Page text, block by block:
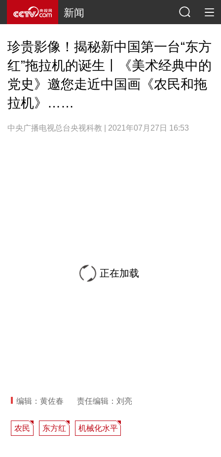
新闻
珍贵影像！揭秘新中国第一台“东方
红”拖拉机的诞生丨《美术经典中的
党史》邀您走近中国画《农民和拖
拉机》……
中央广播电视总台央视科教 | 2021年07月27日 16:53
正在加载
编辑：黄佐春 责任编辑：刘亮
农民 东方红 机械化水平